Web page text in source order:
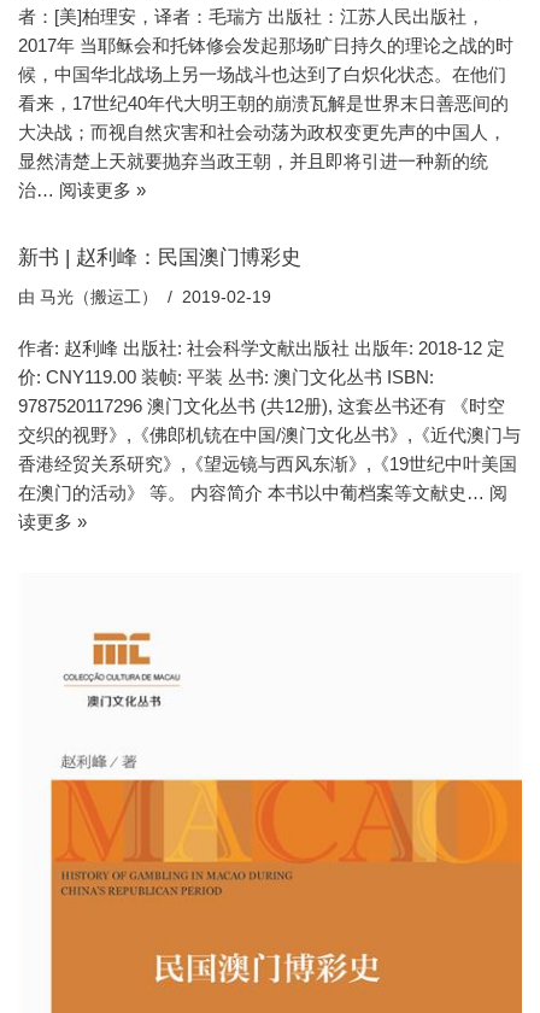
者：[美]柏理安，译者：毛瑞方 出版社：江苏人民出版社，
2017年 当耶稣会和托钵修会发起那场旷日持久的理论之战的时
候，中国华北战场上另一场战斗也达到了白炽化状态。在他们
看来，17世纪40年代大明王朝的崩溃瓦解是世界末日善恶间的
大决战；而视自然灾害和社会动荡为政权变更先声的中国人，
显然清楚上天就要抛弃当政王朝，并且即将引进一种新的统
治… 阅读更多 »
新书 | 赵利峰：民国澳门博彩史
由 马光（搬运工） 2019-02-19
作者: 赵利峰 出版社: 社会科学文献出版社 出版年: 2018-12 定
价: CNY119.00 装帧: 平装 丛书: 澳门文化丛书 ISBN:
9787520117296 澳门文化丛书 (共12册), 这套丛书还有 《时空
交织的视野》,《佛郎机铳在中国/澳门文化丛书》,《近代澳门与
香港经贸关系研究》,《望远镜与西风东渐》,《19世纪中叶美国
在澳门的活动》 等。 内容简介 本书以中葡档案等文献史… 阅
读更多 »